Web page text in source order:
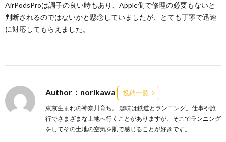
AirPodsProは調子の良い時もあり、Apple側で修理の必要もないと
判断されるのではないかと懸念していましたが、とても丁寧で迅速
に対応してもらえました。
Author：norikawa 投稿一覧
東京生まれの神奈川育ち。 趣味は鉄道とランニング。仕事や旅
行でさまざまな土地へ行くことがありますが、そこでランニング
をしてその土地の空気を肌で感じることが好きです。